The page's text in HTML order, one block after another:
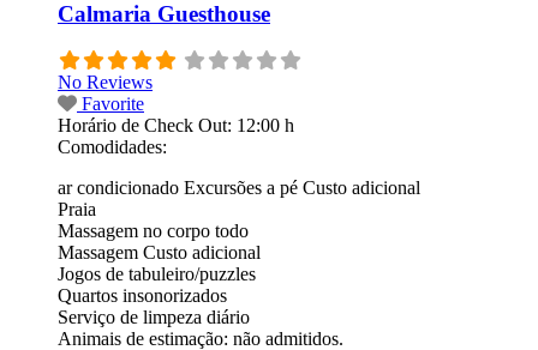
Calmaria Guesthouse
No Reviews
Favorite
Horário de Check Out: 12:00 h
Comodidades:
ar condicionado Excursões a pé Custo adicional
Praia
Massagem no corpo todo
Massagem Custo adicional
Jogos de tabuleiro/puzzles
Quartos insonorizados
Serviço de limpeza diário
Animais de estimação: não admitidos.